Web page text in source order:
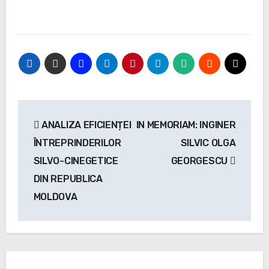
în
articole
ANALIZA EFICIENȚEI
ÎNTREPRINDERILOR
SILVO-CINEGETICE
DIN REPUBLICA
MOLDOVA
IN MEMORIAM: INGINER
SILVIC OLGA
GEORGESCU